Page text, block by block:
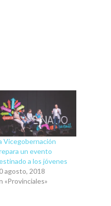
Vicegobernación
un evento
a los jóvenes
agosto, 2018
«Provinciales»